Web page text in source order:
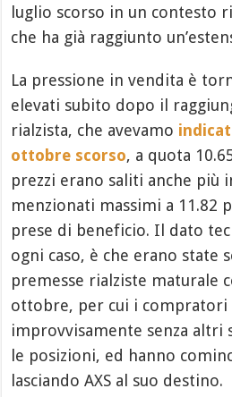
luglio scorso in un contesto
che ha già raggiunto
La pressione in vendita è
elevati subito dopo il
rialzista, che avevamo
ottobre scorso, a quota
prezzi erano saliti anche più
menzionati massimi a 11.82
prese di beneficio. Il dato
ogni caso, è che erano state
premesse rialziste maturale
ottobre, per cui i
improvvisamente senza altri
le posizioni, ed hanno
lasciando AXS al suo destino.